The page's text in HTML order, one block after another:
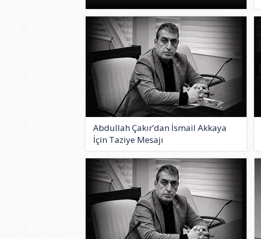
Abdullah Çakır’dan İsmail Akkaya
İçin Taziye Mesajı